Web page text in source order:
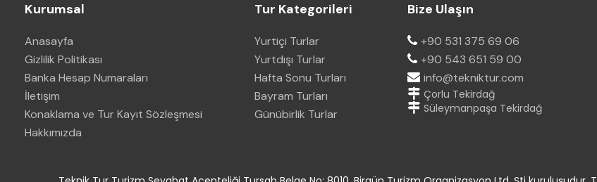
Kurumsal
Anasayfa
Gizlilik Politikası
Banka Hesap Numaraları
İletişim
Konaklama ve Tur Kayıt Sözleşmesi
Hakkımızda
Tur Kategorileri
Yurtiçi Turlar
Yurtdışı Turlar
Hafta Sonu Turları
Bayram Turları
Günübirlik Turlar
Bize Ulaşın
+90 531 375 69 06
+90 543 651 59 00
info@tekniktur.com
Çorlu Tekirdağ
Süleymanpaşa Tekirdağ